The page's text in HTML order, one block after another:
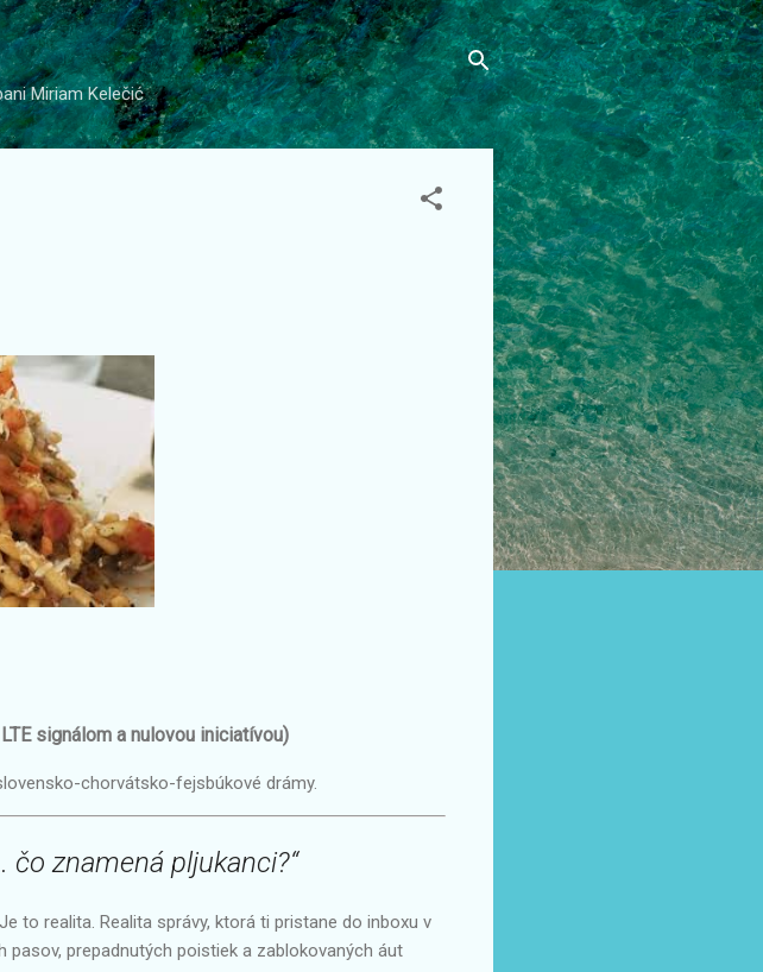
obsah
Miriam Kelečić
signálom a nulovou iniciatívou)
chorvátsko-fejsbúkové drámy.
čo znamená pljukanci?“
to realita. Realita správy, ktorá ti pristane do inboxu v
prepadnutých poistiek a zablokovaných áut